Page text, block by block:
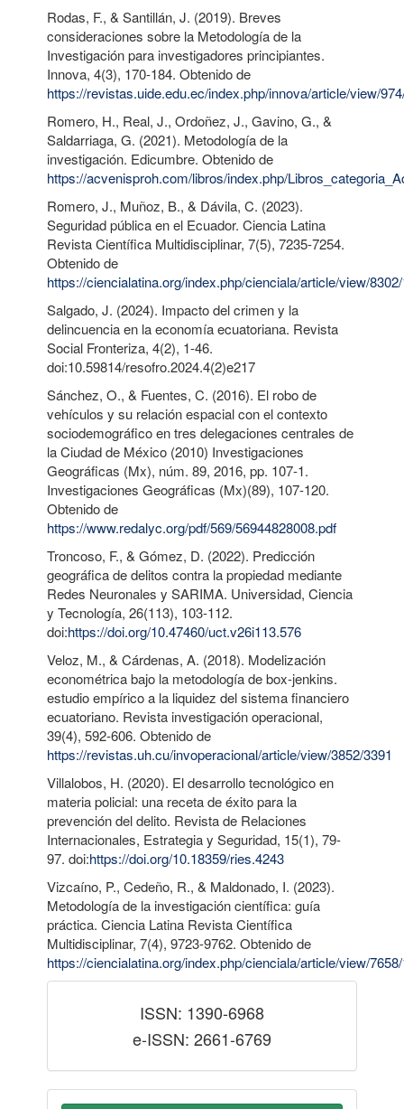
Rodas, F., & Santillán, J. (2019). Breves
consideraciones sobre la Metodología de la
Investigación para investigadores principiantes.
Innova, 4(3), 170-184. Obtenido de
https://revistas.uide.edu.ec/index.php/innova/article/view/
Romero, H., Real, J., Ordoñez, J., Gavino, G., &
Saldarriaga, G. (2021). Metodología de la
investigación. Edicumbre. Obtenido de
https://acvenisproh.com/libros/index.php/
Romero, J., Muñoz, B., & Dávila, C. (2023).
Seguridad pública en el Ecuador. Ciencia Latina
Revista Científica Multidisciplinar, 7(5), 7235-7254.
Obtenido de
https://ciencialatina.org/index.php/cienciala/article/view/
Salgado, J. (2024). Impacto del crimen y la
delincuencia en la economía ecuatoriana. Revista
Social Fronteriza, 4(2), 1-46.
doi:10.59814/resofro.2024.4(2)e217
Sánchez, O., & Fuentes, C. (2016). El robo de
vehículos y su relación espacial con el contexto
sociodemográfico en tres delegaciones centrales de
la Ciudad de México (2010) Investigaciones
Geográficas (Mx), núm. 89, 2016, pp. 107-1.
Investigaciones Geográficas (Mx)(89), 107-120.
Obtenido de
https://www.redalyc.org/pdf/569/56944828008.pdf
Troncoso, F., & Gómez, D. (2022). Predicción
geográfica de delitos contra la propiedad mediante
Redes Neuronales y SARIMA. Universidad, Ciencia
y Tecnología, 26(113), 103-112.
doi:https://doi.org/10.47460/uct.v26i113.576
Veloz, M., & Cárdenas, A. (2018). Modelización
econométrica bajo la metodología de box-jenkins.
estudio empírico a la liquidez del sistema financiero
ecuatoriano. Revista investigación operacional,
39(4), 592-606. Obtenido de
https://revistas.uh.cu/invoperacional/article/view/3852/3391
Villalobos, H. (2020). El desarrollo tecnológico en
materia policial: una receta de éxito para la
prevención del delito. Revista de Relaciones
Internacionales, Estrategia y Seguridad, 15(1), 79-
97. doi:https://doi.org/10.18359/ries.4243
Vizcaíno, P., Cedeño, R., & Maldonado, I. (2023).
Metodología de la investigación científica: guía
práctica. Ciencia Latina Revista Científica
Multidisciplinar, 7(4), 9723-9762. Obtenido de
https://ciencialatina.org/index.php/cienciala/article/view/
ISSN: 1390-6968
e-ISSN: 2661-6769